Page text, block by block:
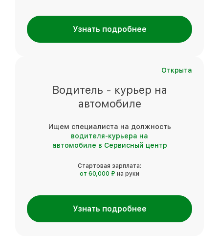
Узнать подробнее
Открыта
Водитель - курьер на
автомобиле
Ищем специалиста на должность
водителя-курьера на
автомобиле в Сервисный центр
Стартовая зарплата:
от 60,000 ₽ на руки
Узнать подробнее